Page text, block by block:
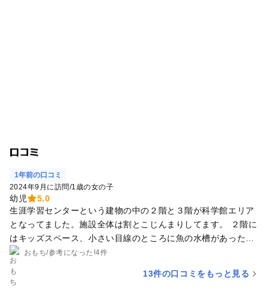
口コミ
1年前の口コミ
2024年9月に訪問/1歳の女の子
幼児
5.0
生涯学習センターという建物の中の２階と３階が科学館エリア
となってました。施設全体は割とこじんまりしてます。 ２階に
はキッズスペース、小さい目線のところに魚の水槽があったり
して、1歳児でも割と楽しむことができました。プロジェクト
マッピングがあって、足で絵を踏むと動いたりするので、小さ
いお子さんたちが楽しそうに遊んでました。ところどころ椅子
おもち/参考になった!4件
13件の口コミをもっと見る